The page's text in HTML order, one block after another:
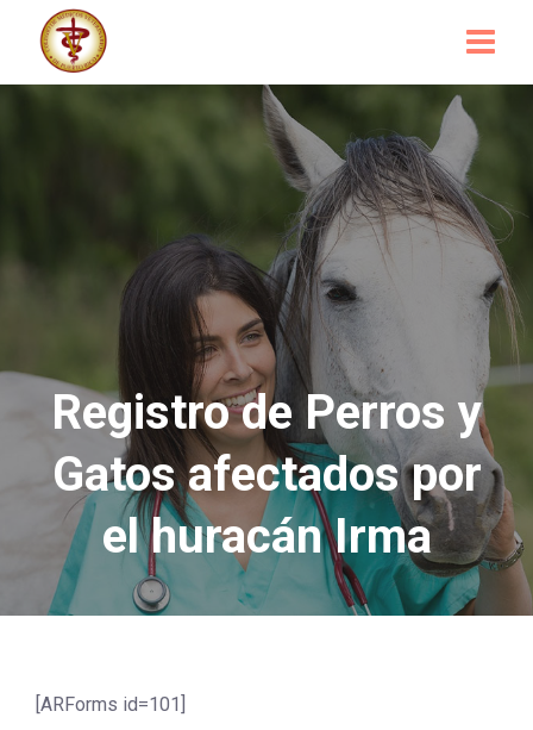
Registro de Perros y
Gatos afectados por
el huracán Irma
[ARForms id=101]